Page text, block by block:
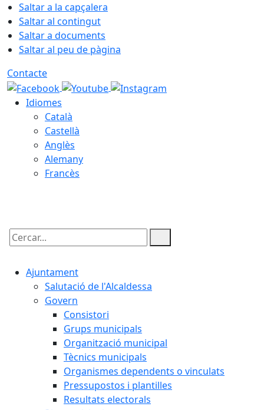
Saltar a la capçalera
Saltar al contingut
Saltar a documents
Saltar al peu de pàgina
Contacte
Idiomes
Català
Castellà
Anglès
Alemany
Francès
Cercar:
Ajuntament
Salutació de l'Alcaldessa
Govern
Consistori
Grups municipals
Organització municipal
Tècnics municipals
Organismes dependents o vinculats
Pressupostos i plantilles
Resultats electorals